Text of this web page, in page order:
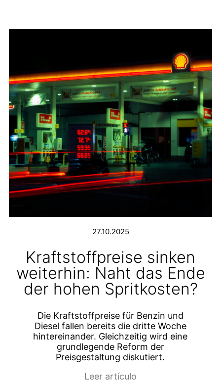
27.10.2025
Kraftstoffpreise sinken
weiterhin: Naht das Ende
der hohen Spritkosten?
Die Kraftstoffpreise für Benzin und
Diesel fallen bereits die dritte Woche
hintereinander. Gleichzeitig wird eine
grundlegende Reform der
Preisgestaltung diskutiert.
Leer artículo